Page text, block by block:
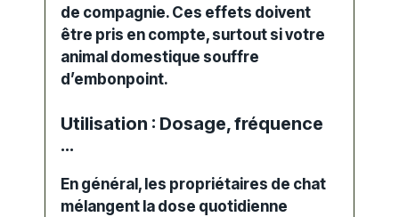
de compagnie. Ces effets doivent
être pris en compte, surtout si votre
animal domestique souffre
d’embonpoint.
Utilisation : Dosage, fréquence
…
En général, les propriétaires de chat
mélangent la dose quotidienne